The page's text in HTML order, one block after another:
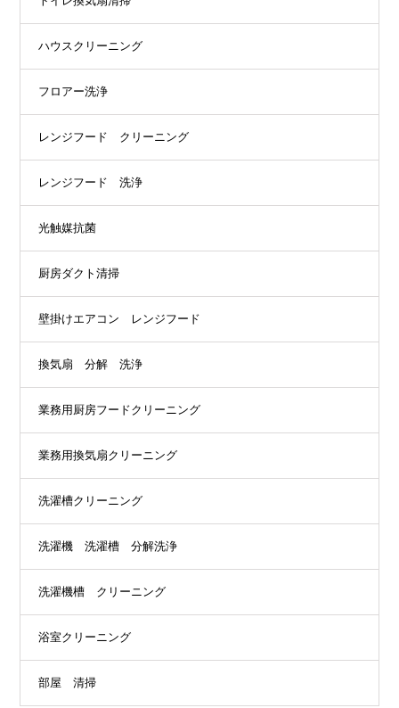
ハウスクリーニング
フロアー洗浄
レンジフード クリーニング
レンジフード 洗浄
光触媒抗菌
厨房ダクト清掃
壁掛けエアコン レンジフード
換気扇 分解 洗浄
業務用厨房フードクリーニング
業務用換気扇クリーニング
洗濯槽クリーニング
洗濯機 洗濯槽 分解洗浄
洗濯機槽 クリーニング
浴室クリーニング
部屋 清掃